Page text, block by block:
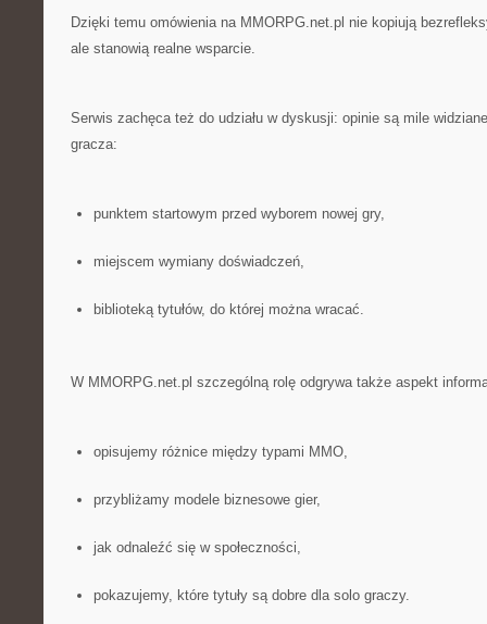
Dzięki temu omówienia na MMORPG.net.pl nie kopiują
ale stanowią realne wsparcie.
Serwis zachęca też do udziału w dyskusji: opinie są mile
gracza:
punktem startowym przed wyborem nowej gry,
miejscem wymiany doświadczeń,
biblioteką tytułów, do której można wracać.
W MMORPG.net.pl szczególną rolę odgrywa także aspekt
opisujemy różnice między typami MMO,
przybliżamy modele biznesowe gier,
jak odnaleźć się w społeczności,
pokazujemy, które tytuły są dobre dla solo graczy.